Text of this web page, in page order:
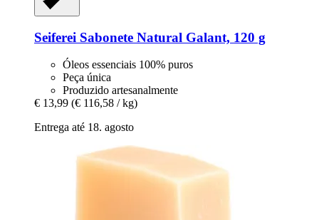
Seiferei Sabonete Natural Galant, 120 g
Óleos essenciais 100% puros
Peça única
Produzido artesanalmente
€ 13,99 (€ 116,58 / kg)
Entrega até 18. agosto